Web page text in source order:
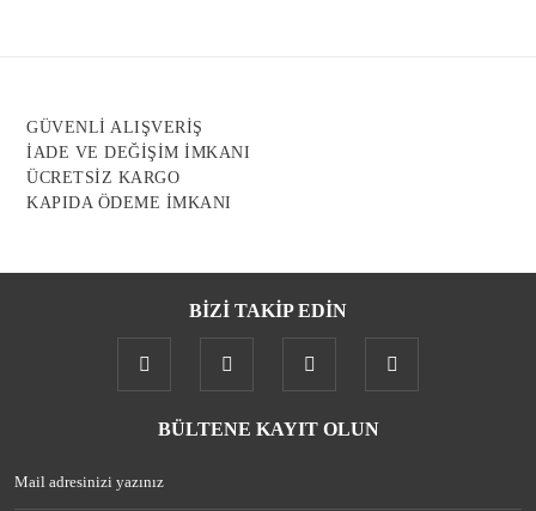
GÜVENLİ ALIŞVERİŞ
İADE VE DEĞİŞİM İMKANI
ÜCRETSİZ KARGO
KAPIDA ÖDEME İMKANI
BİZİ TAKİP EDİN
BÜLTENE KAYIT OLUN